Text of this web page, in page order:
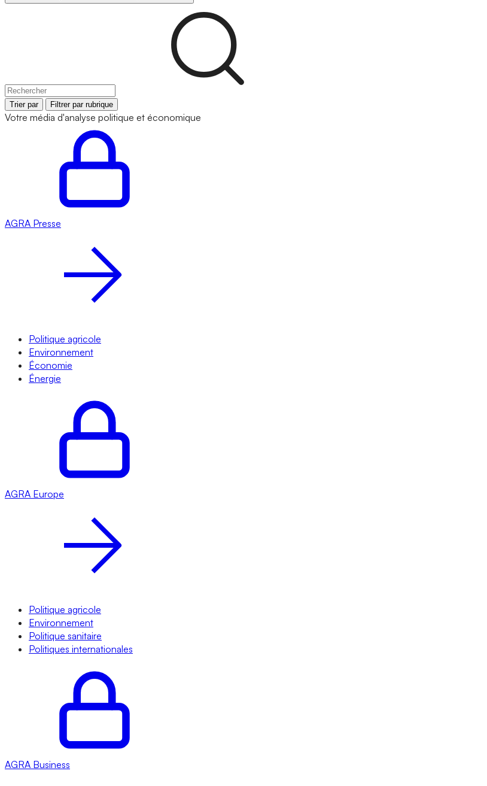
Trier par Filtrer par rubrique
Votre média d'analyse politique et économique
AGRA Presse
Politique agricole
Environnement
Économie
Énergie
AGRA Europe
Politique agricole
Environnement
Politique sanitaire
Politiques internationales
AGRA Business